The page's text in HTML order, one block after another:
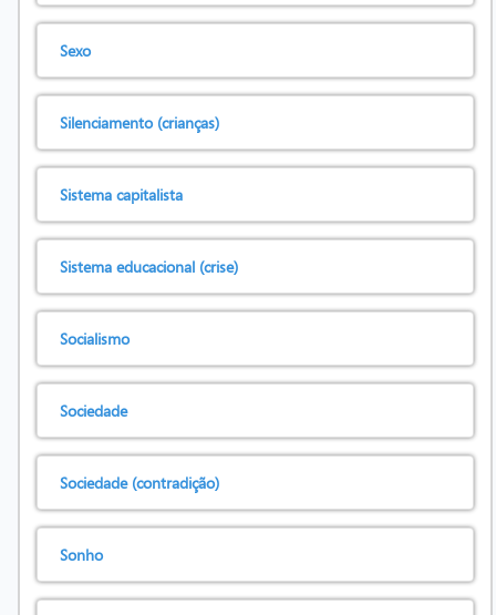
Sexo
Silenciamento (crianças)
Sistema capitalista
Sistema educacional (crise)
Socialismo
Sociedade
Sociedade (contradição)
Sonho